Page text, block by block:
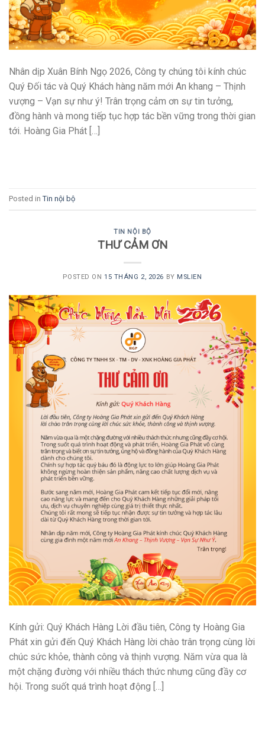
Nhân dịp Xuân Bính Ngọ 2026, Công ty chúng tôi kính chúc
Quý Đối tác và Quý Khách hàng năm mới An khang – Thịnh
vượng – Vạn sự như ý! Trân trọng cảm ơn sự tin tưởng,
đồng hành và mong tiếp tục hợp tác bền vững trong thời gian
tới. Hoàng Gia Phát […]
Posted in Tin nội bộ
TIN NỘI BỘ
THƯ CẢM ƠN
POSTED ON 15 THÁNG 2, 2026 BY MSLIEN
Kính gửi: Quý Khách Hàng Lời đầu tiên, Công ty Hoàng Gia
Phát xin gửi đến Quý Khách Hàng lời chào trân trọng cùng lời
chúc sức khỏe, thành công và thịnh vượng. Năm vừa qua là
một chặng đường với nhiều thách thức nhưng cũng đầy cơ
hội. Trong suốt quá trình hoạt động […]